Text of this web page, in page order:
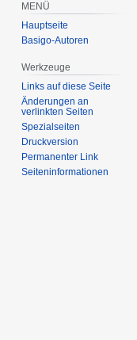
MENÜ
Hauptseite
Basigo-Autoren
Werkzeuge
Links auf diese Seite
Änderungen an
verlinkten Seiten
Spezialseiten
Druckversion
Permanenter Link
Seiten­informationen